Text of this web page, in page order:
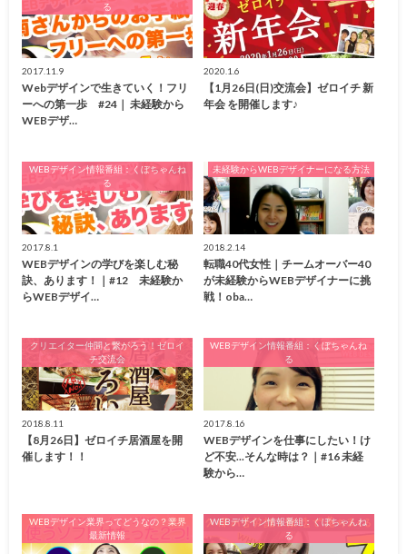
る
2017.11.9
Webデザインで生きていく！フリ
ーへの第一歩 #24｜ 未経験から
WEBデザ…
2020.1.6
【1月26日(日)交流会】ゼロイチ 新
年会 を開催します♪
WEBデザイン情報番組：くぼちゃんね
る
2017.8.1
WEBデザインの学びを楽しむ秘
訣、あります！｜#12 未経験か
らWEBデザイ…
未経験からWEBデザイナーになる方法
2018.2.14
転職40代女性｜チームオーバー40
が未経験からWEBデザイナーに挑
戦！oba…
クリエイター仲間と繋がろう！ゼロイ
チ交流会
2018.8.11
【8月26日】ゼロイチ居酒屋を開
催します！！
WEBデザイン情報番組：くぼちゃんね
る
2017.8.16
WEBデザインを仕事にしたい！け
ど不安...そんな時は？｜#16 未経
験から…
WEBデザイン業界ってどうなの？業界
最新情報
WEBデザイン情報番組：くぼちゃんね
る